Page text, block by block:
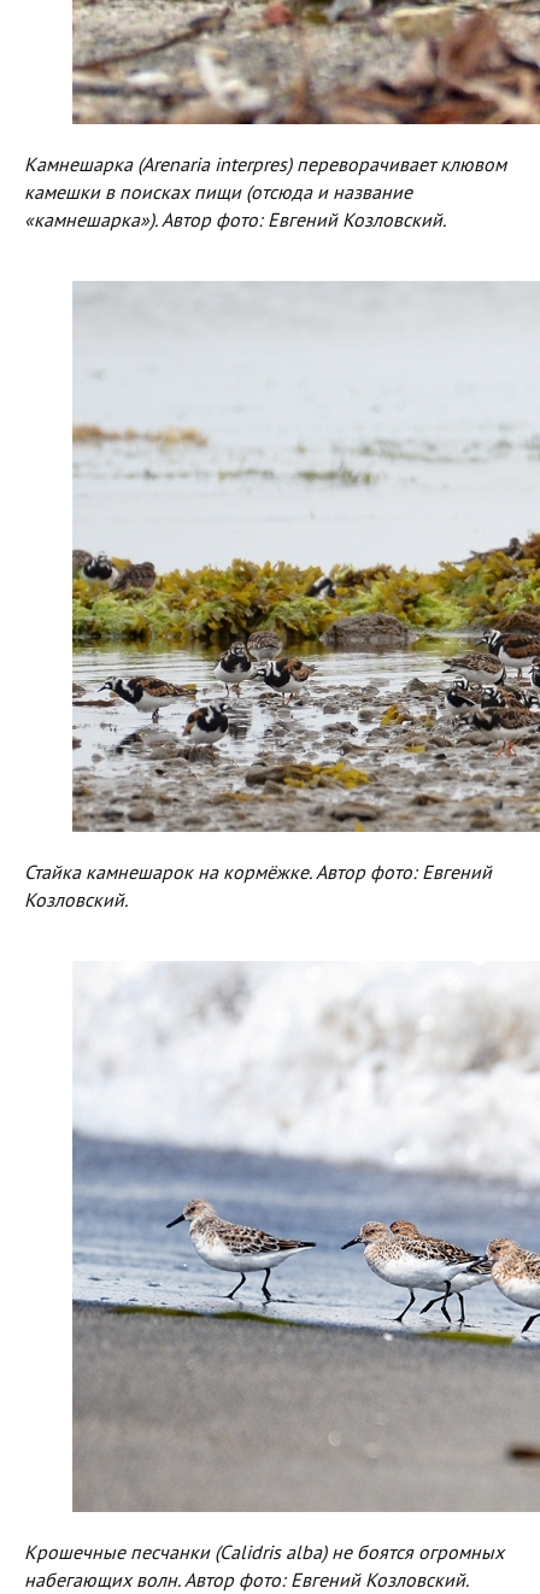
Камнешарка (Arenaria interpres) переворачивает клювом
камешки в поисках пищи (отсюда и название
«камнешарка»). Автор фото: Евгений Козловский.
Стайка камнешарок на кормёжке. Автор фото: Евгений
Козловский.
Крошечные песчанки (Calidris alba) не боятся огромных
набегающих волн. Автор фото: Евгений Козловский.